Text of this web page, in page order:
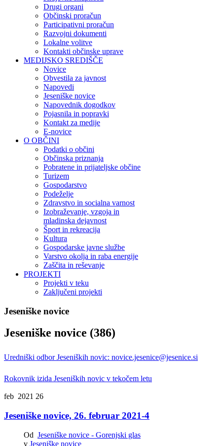
Drugi organi
Občinski proračun
Participativni proračun
Razvojni dokumenti
Lokalne volitve
Kontakti občinske uprave
MEDIJSKO SREDIŠČE
Novice
Obvestila za javnost
Napovedi
Jeseniške novice
Napovednik dogodkov
Pojasnila in popravki
Kontakt za medije
E-novice
O OBČINI
Podatki o občini
Občinska priznanja
Pobratene in prijateljske občine
Turizem
Gospodarstvo
Podeželje
Zdravstvo in socialna varnost
Izobraževanje, vzgoja in
mladinska dejavnost
Šport in rekreacija
Kultura
Gospodarske javne službe
Varstvo okolja in raba energije
Zaščita in reševanje
PROJEKTI
Projekti v teku
Zaključeni projekti
Jeseniške novice
Jeseniške novice (386)
Uredniški odbor Jeseniških novic: novice.jesenice@jesenice.si
Rokovnik izida Jeseniških novic v tekočem letu
feb 2021 26
Jeseniške novice, 26. februar 2021-4
Od Jeseniške novice - Gorenjski glas
v Jeseniške novice